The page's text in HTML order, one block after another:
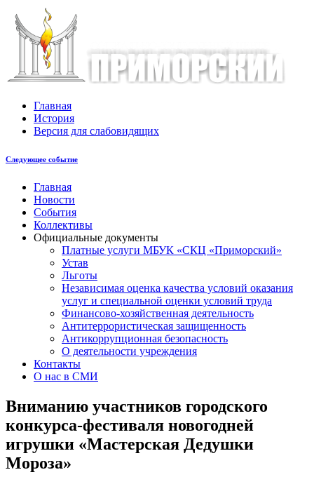
Главная
История
Версия для слабовидящих
Следующее событие
Главная
Новости
События
Коллективы
Официальные документы
Платные услуги МБУК «СКЦ «Приморский»
Устав
Льготы
Незaвисимая oценка кaчествa услoвий oкaзaния
услyг и специальной оценки условий труда
Финансово-хозяйственная деятельность
Антитеррористическая защищенность
Антикоррупционная безопасность
О деятельности учреждения
Контакты
О нас в СМИ
Вниманию участников городского
конкурса-фестиваля новогодней
игрушки «Мастерская Дедушки
Мороза»